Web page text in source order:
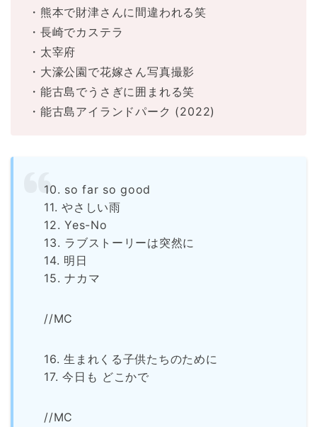
・熊本で財津さんに間違われる笑
・長崎でカステラ
・太宰府
・大濠公園で花嫁さん写真撮影
・能古島でうさぎに囲まれる笑
・能古島アイランドパーク (2022)
10. so far so good
11. やさしい雨
12. Yes-No
13. ラブストーリーは突然に
14. 明日
15. ナカマ
//MC
16. 生まれくる子供たちのために
17. 今日も どこかで
//MC